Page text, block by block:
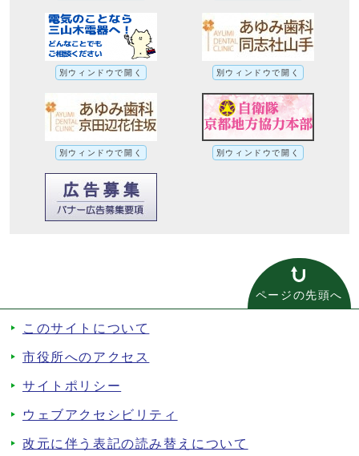
別ウィンドウで開く 別ウィンドウで開く
別ウィンドウで開く 別ウィンドウで開く
ページの先頭へ
このサイトについて
市役所へのアクセス
サイトポリシー
ウェブアクセシビリティ
改元に伴う表記の読み替えについて